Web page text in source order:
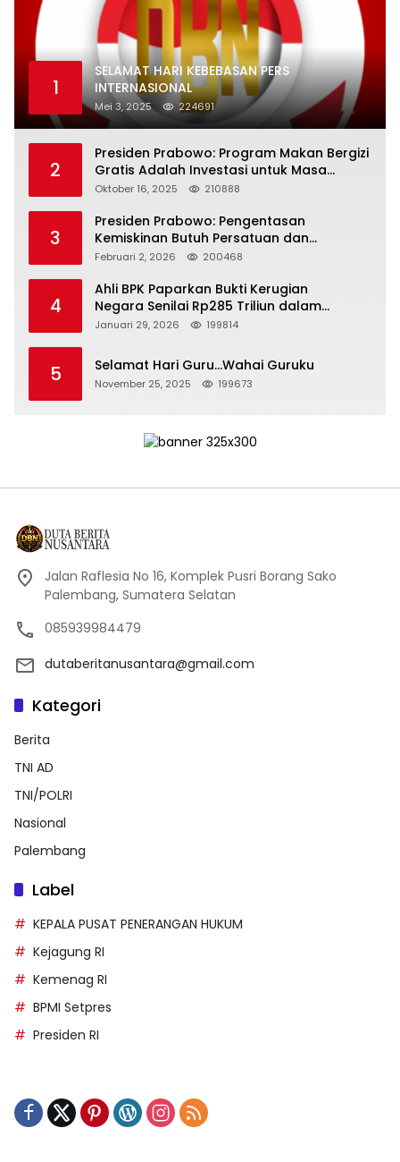
1
SELAMAT HARI KEBEBASAN PERS
INTERNASIONAL
Mei 3, 2025 224691
2
Presiden Prabowo: Program Makan Bergizi
Gratis Adalah Investasi untuk Masa
Depan Bangsa
Oktober 16, 2025 210888
3
Presiden Prabowo: Pengentasan
Kemiskinan Butuh Persatuan dan
Kepemimpinan yang Bertanggung Jawab
Februari 2, 2026 200468
4
Ahli BPK Paparkan Bukti Kerugian
Negara Senilai Rp285 Triliun dalam
Persidangan Korupsi PT Pertamina
Januari 29, 2026 199814
5 Selamat Hari Guru…Wahai Guruku
November 25, 2025 199673
Jalan Raflesia No 16, Komplek Pusri Borang Sako
Palembang, Sumatera Selatan
085939984479
dutaberitanusantara@gmail.com
Kategori
Berita
TNI AD
TNI/POLRI
Nasional
Palembang
Label
KEPALA PUSAT PENERANGAN HUKUM
Kejagung RI
Kemenag RI
BPMI Setpres
Presiden RI